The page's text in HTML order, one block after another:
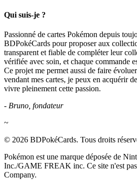
Qui suis-je ?
Passionné de cartes Pokémon depuis
BDPokéCards pour proposer aux
transparent et fiable de compléter leur
vérifiée avec soin, et chaque commande
Ce projet me permet aussi de faire
vendant mes cartes, je peux en acquérir
vivre pleinement cette passion.
- Bruno, fondateur
~
© 2026 BDPokéCards. Tous droits
Pokémon est une marque déposée de
Inc./GAME FREAK inc. Ce site n'est
Company.